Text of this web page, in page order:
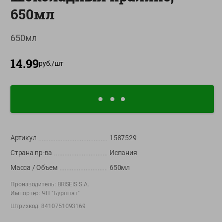
О сервисе
Приложение Green c
AppGallery
+375 44 560-60-61
Call-центр работает с 9:00 до 21:00 ежедневно
shop@green-market.by
Пишите нам свои вопросы, предложения и комментарии
650мл
650мл
14.99руб./шт
Артикул
1587529
Страна пр-ва
Испания
Масса / Объем
650мл
Производитель: BRISEIS S.A.
Импортер: ЧП "Бурштат"
Штрихкод: 8410751093169